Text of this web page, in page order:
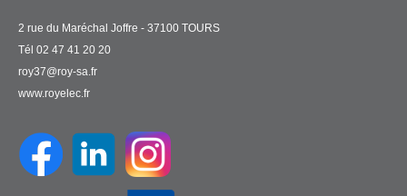
2 rue du Maréchal Joffre - 37100 TOURS
Tél 02 47 41 20 20
roy37@roy-sa.fr
www.royelec.fr